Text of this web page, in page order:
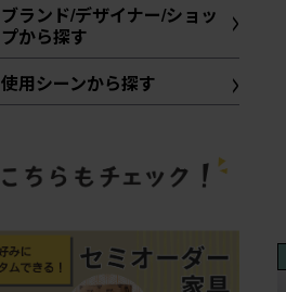
ブランド/デザイナー/ショッ
プから探す
使用シーンから探す